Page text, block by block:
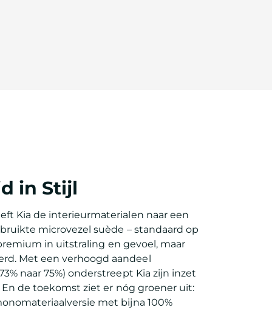
in Stijl
Kia de interieurmaterialen naar een
microvezel suède – standaard op
in uitstraling en gevoel, maar
Met een verhoogd aandeel
naar 75%) onderstreept Kia zijn inzet
de toekomst ziet er nóg groener uit:
met bijna 100%